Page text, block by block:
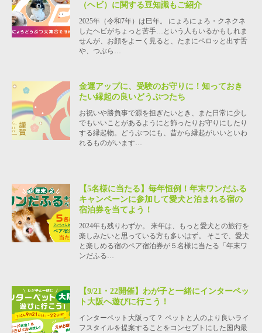
（ヘビ）に関する豆知識もご紹介
2025年（令和7年）は巳年。 にょろにょろ・クネクネ
したヘビがちょっと苦手…という人もいるかもしれま
せんが、お顔をよーく見ると、たまにペロッと出す舌
や、つぶら…
金運アップに、受験のお守りに！知っておき
たい縁起の良いどうぶつたち
お祝いや勝負事で源を担ぎたいとき、また日常に少し
でもいいことがあるようにと飾ったりお守りにしたり
する縁起物。どうぶつにも、昔から縁起がいいといわ
れるものがいます…
【5名様に当たる】毎年恒例！年末ワンだふる
キャンペーンに参加して愛犬と泊まれる宿の
宿泊券を当てよう！
2024年も残りわずか。 来年は、もっと愛犬との旅行を
楽しみたいと思っている方も多いはず。 そこで、愛犬
と楽しめる宿のペア宿泊券が５名様に当たる「年末ワ
ンだふる…
【9/21・22開催】わが子と一緒にインターペッ
ト大阪へ遊びに行こう！
インターペット大阪って？ ペットと人のより良いライ
フスタイルを提案することをコンセプトにした国内最